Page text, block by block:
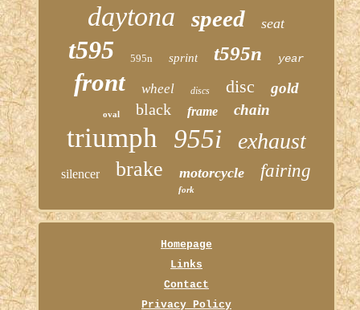
daytona speed seat
t595 595n sprint t595n year
front wheel discs disc gold
oval black frame chain
triumph 955i exhaust
silencer brake motorcycle fairing
fork
Homepage
Links
Contact
Privacy Policy